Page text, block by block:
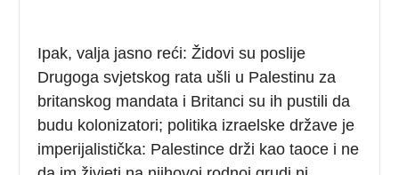
Ipak, valja jasno reći: Židovi su poslije
Drugoga svjetskog rata ušli u Palestinu za
britanskog mandata i Britanci su ih pustili da
budu kolonizatori; politika izraelske države je
imperijalistička: Palestince drži kao taoce i ne